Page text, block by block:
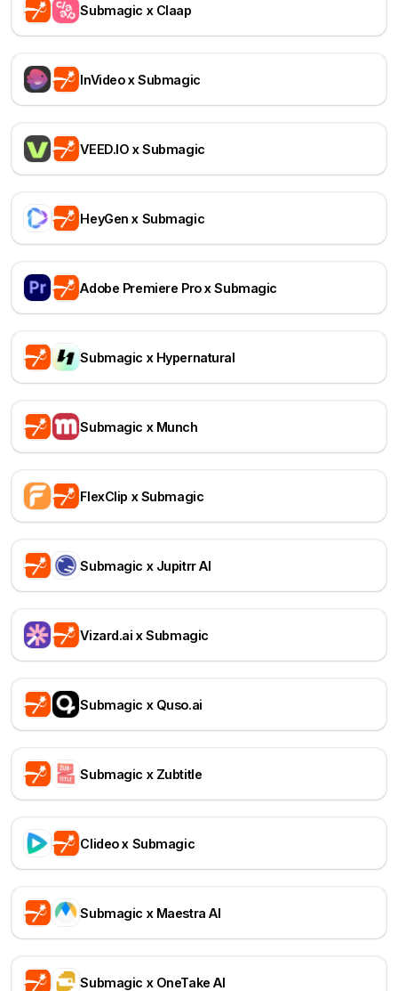
Submagic x Claap
InVideo x Submagic
VEED.IO x Submagic
HeyGen x Submagic
Adobe Premiere Pro x Submagic
Submagic x Hypernatural
Submagic x Munch
FlexClip x Submagic
Submagic x Jupitrr AI
Vizard.ai x Submagic
Submagic x Quso.ai
Submagic x Zubtitle
Clideo x Submagic
Submagic x Maestra AI
Submagic x OneTake AI